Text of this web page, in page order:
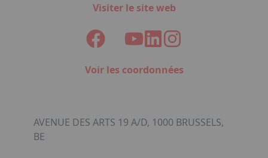
Visiter le site web
Voir les coordonnées
AVENUE DES ARTS 19 A/D, 1000 BRUSSELS,
BE